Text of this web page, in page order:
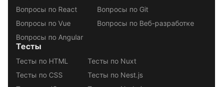
Вопросы по React
Вопросы по Vue
Вопросы по Angular
Вопросы по Git
Вопросы по Веб-разработке
Тесты
Тесты по HTML
Тесты по CSS
Тесты по Nuxt
Тесты по Nest.js